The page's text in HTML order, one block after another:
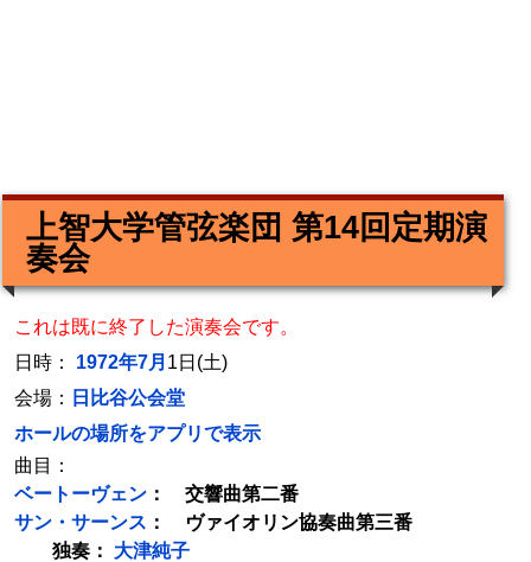
上智大学管弦楽団 第14回定期演
奏会
これは既に終了した演奏会です。
日時： 1972年7月 1日(土)
会場：
日比谷公会堂
ホールの場所をアプリで表示
曲目：
ベートーヴェン ： 交響曲第二番
サン・サーンス ： ヴァイオリン協奏曲第三番
独奏： 大津純子